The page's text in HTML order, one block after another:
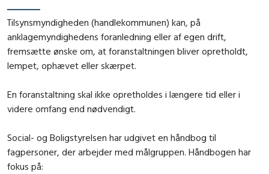
Tilsynsmyndigheden (handlekommunen) kan, på
anklagemyndighedens foranledning eller af egen drift,
fremsætte ønske om, at foranstaltningen bliver opretholdt,
lempet, ophævet eller skærpet.
En foranstaltning skal ikke opretholdes i længere tid eller i
videre omfang end nødvendigt.
Social- og Boligstyrelsen har udgivet en håndbog til
fagpersoner, der arbejder med målgruppen. Håndbogen har
fokus på: